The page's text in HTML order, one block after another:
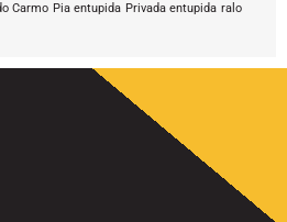
Carmo Pia entupida Privada entupida ralo